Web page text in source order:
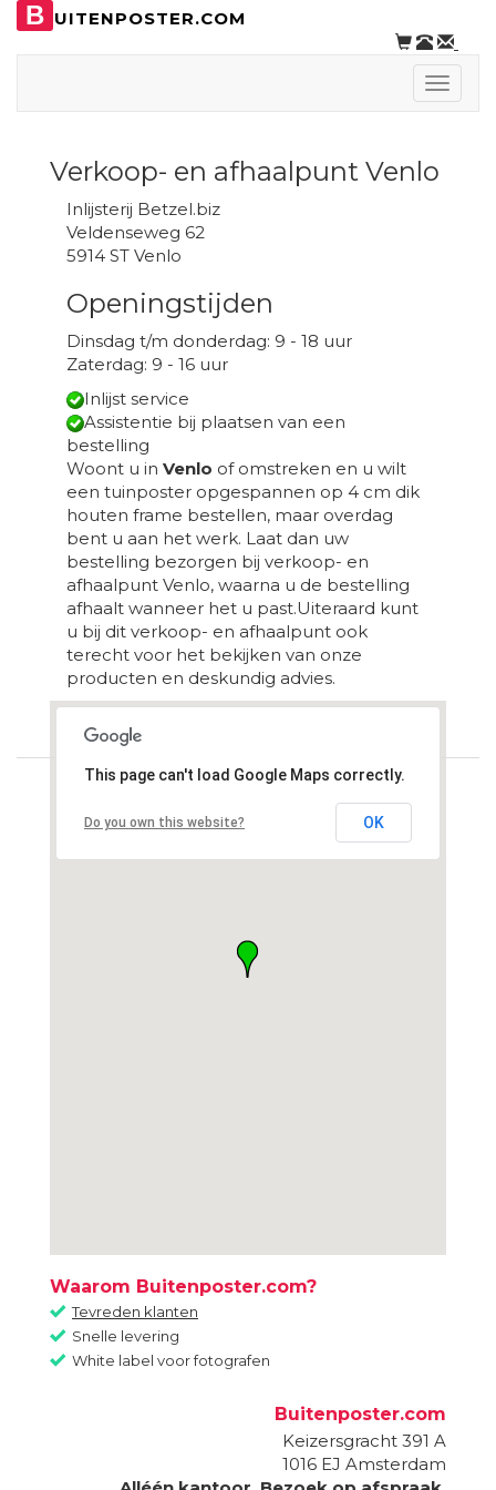
B UITENPOSTER.COM
Toggle
Verkoop- en afhaalpunt Venlo
Inlijsterij Betzel.biz
Veldenseweg 62
5914 ST Venlo
Openingstijden
Dinsdag t/m donderdag: 9 - 18 uur
Zaterdag: 9 - 16 uur
Inlijst service
Assistentie bij plaatsen van een
bestelling
Woont u in Venlo of omstreken en u wilt
een tuinposter opgespannen op 4 cm dik
houten frame bestellen, maar overdag
bent u aan het werk. Laat dan uw
bestelling bezorgen bij verkoop- en
afhaalpunt Venlo, waarna u de bestelling
afhaalt wanneer het u past.Uiteraard kunt
u bij dit verkoop- en afhaalpunt ook
terecht voor het bekijken van onze
producten en deskundig advies.
Loading...
This page can't load Google Maps correctly.
Do you own this website? OK
Waarom Buitenposter.com?
Tevreden klanten
Snelle levering
White label voor fotografen
Buitenposter.com
Keizersgracht 391 A
1016 EJ Amsterdam